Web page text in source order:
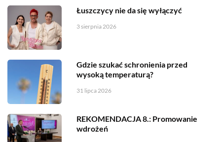
Łuszczycy nie da się wyłączyć
3 sierpnia 2026
Gdzie szukać schronienia przed
wysoką temperaturą?
31 lipca 2026
REKOMENDACJA 8.: Promowanie
wdrożeń